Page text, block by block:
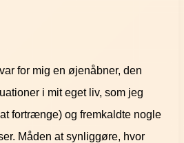
for mig en øjenåbner, den
i mit eget liv, som jeg
fortrænge) og fremkaldte nogle
Måden at synliggøre, hvor